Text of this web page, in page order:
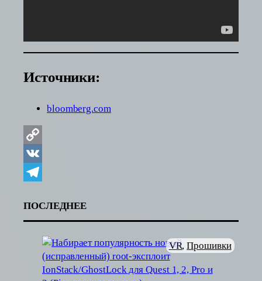
Источники:
bloomberg.com
Copy
Link
VK
ПОСЛЕДНЕЕ
VR, Прошивки